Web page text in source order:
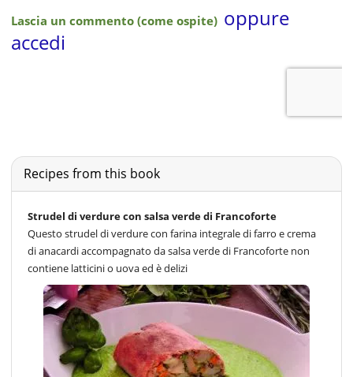
Recipes from this book
Strudel di verdure con salsa verde di Francoforte
Questo strudel di verdure con farina integrale di farro e crema
di anacardi accompagnato da salsa verde di Francoforte non
contiene latticini o uova ed è delizi